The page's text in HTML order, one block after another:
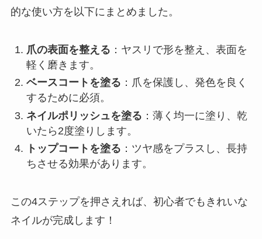
的な使い方を以下にまとめました。
爪の表面を整える ：ヤスリで形を整え、表面を
軽く磨きます。
ベースコートを塗る ：爪を保護し、発色を良く
するために必須。
ネイルポリッシュを塗る ：薄く均一に塗り、乾
いたら2度塗りします。
トップコートを塗る ：ツヤ感をプラスし、長持
ちさせる効果があります。
この4ステップを押さえれば、初心者でもきれいな
ネイルが完成します！